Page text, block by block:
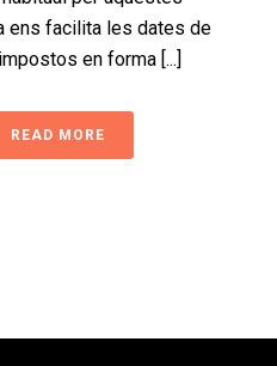
ens facilita les dates de
en forma [...]
READ MORE